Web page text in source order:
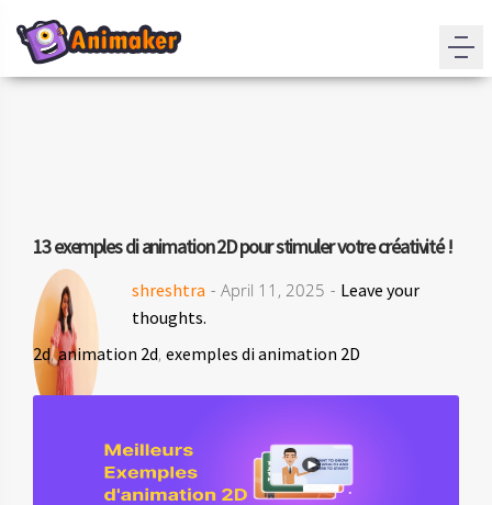
13 exemples di animation 2D pour stimuler votre créativité !
shreshtra - April 11, 2025 - Leave your
thoughts.
2d,animation 2d, exemples di animation 2D